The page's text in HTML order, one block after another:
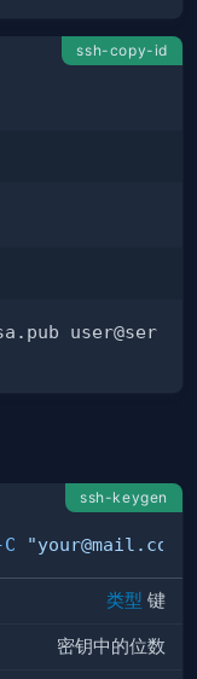
ssh-copy-id
user@ser
ssh-keygen
"your@mail.com"
类型 键
密钥中的位数